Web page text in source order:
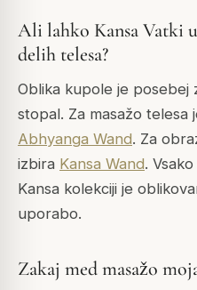
Ali lahko Kansa Vatki
delih telesa?
Oblika kupole je posebej
stopal. Za masažo telesa
Abhyanga Wand. Za
izbira Kansa Wand.
Kansa kolekciji je
uporabo.
Zakaj med masažo